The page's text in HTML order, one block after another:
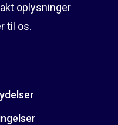
oplysninger
til os.
Er min propel højre
venstre?
Rudes Propeller
T: 75 59 43 22